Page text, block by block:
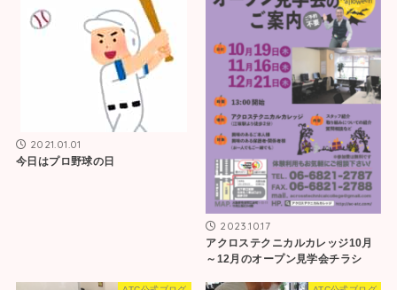
2021.01.01
今日はプロ野球の日
2023.10.17
アクロステクニカルカレッジ10月
～12月のオープン見学会チラシ